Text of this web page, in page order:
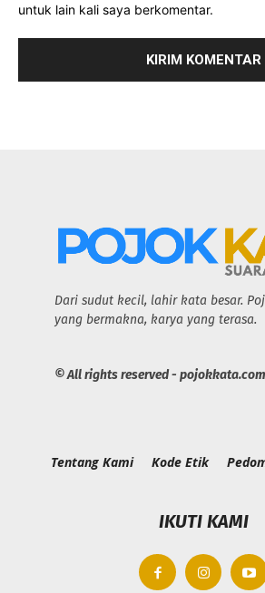
untuk lain kali saya berkomentar.
Dari sudut kecil, lahir kata besar.
yang bermakna, karya yang terasa.
© All rights reserved - pojokkata.com
Tentang Kami Kode Etik
IKUTI KAMI